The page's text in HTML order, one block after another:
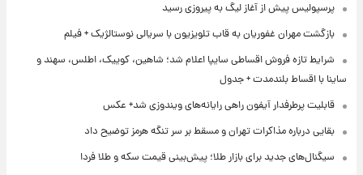
پرسپولیس پیش از آغاز لیگ به پیروزی رسید
بازگشت مهران غفوریان به قاب تلویزیون با سریالی نوستالژیک + فیلم
شرایط تازه فروش اقساطی سایپا اعلام شد؛ شاهین، کوییک، اطلس، سهند و
ساینا با اقساط بلندمدت + جدول
قابلیت پرطرفدار آیفون راهی رایانه‌های ویندوزی شد+ عکس
بقایی درباره مذاکرات تهران و مسقط بر سر تنگه هرمز توضیح داد
سیگنال‌های جدید برای بازار طلا؛ پیش‌بینی قیمت سکه و طلا فردا